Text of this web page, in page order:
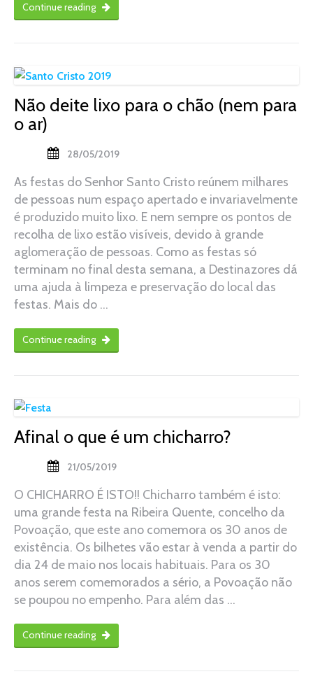
Continue reading
Não deite lixo para o chão (nem para
o ar)
28/05/2019
As festas do Senhor Santo Cristo reúnem milhares
de pessoas num espaço apertado e invariavelmente
é produzido muito lixo. E nem sempre os pontos de
recolha de lixo estão visíveis, devido à grande
aglomeração de pessoas. Como as festas só
terminam no final desta semana, a Destinazores dá
uma ajuda à limpeza e preservação do local das
festas. Mais do …
Continue reading
Afinal o que é um chicharro?
21/05/2019
O CHICHARRO É ISTO!! Chicharro também é isto:
uma grande festa na Ribeira Quente, concelho da
Povoação, que este ano comemora os 30 anos de
existência. Os bilhetes vão estar à venda a partir do
dia 24 de maio nos locais habituais. Para os 30
anos serem comemorados a sério, a Povoação não
se poupou no empenho. Para além das …
Continue reading